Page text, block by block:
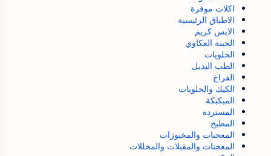
اكلات موفرة
الاطباق الرئيسية
الايس كريم
الجبنة العكاوي
الحلويات
الطب البديل
الفراخ
الكيك والحلويات
المبكبكة
المستردة
المطبخ
المعجنات والمخبوزات
المعجنات والمقبلات والمخللات